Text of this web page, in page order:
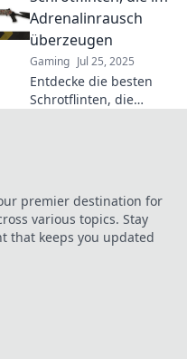
Experten mit unseren
ultimativen Tipps und
Tricks. Entdecke jetzt!
Adrenalinrausch
überzeugen
Gaming Jul 25, 2025
Entdecke die besten
Schrotflinten, die
informieren!
premier destination for
various topics. Stay
that keeps you updated